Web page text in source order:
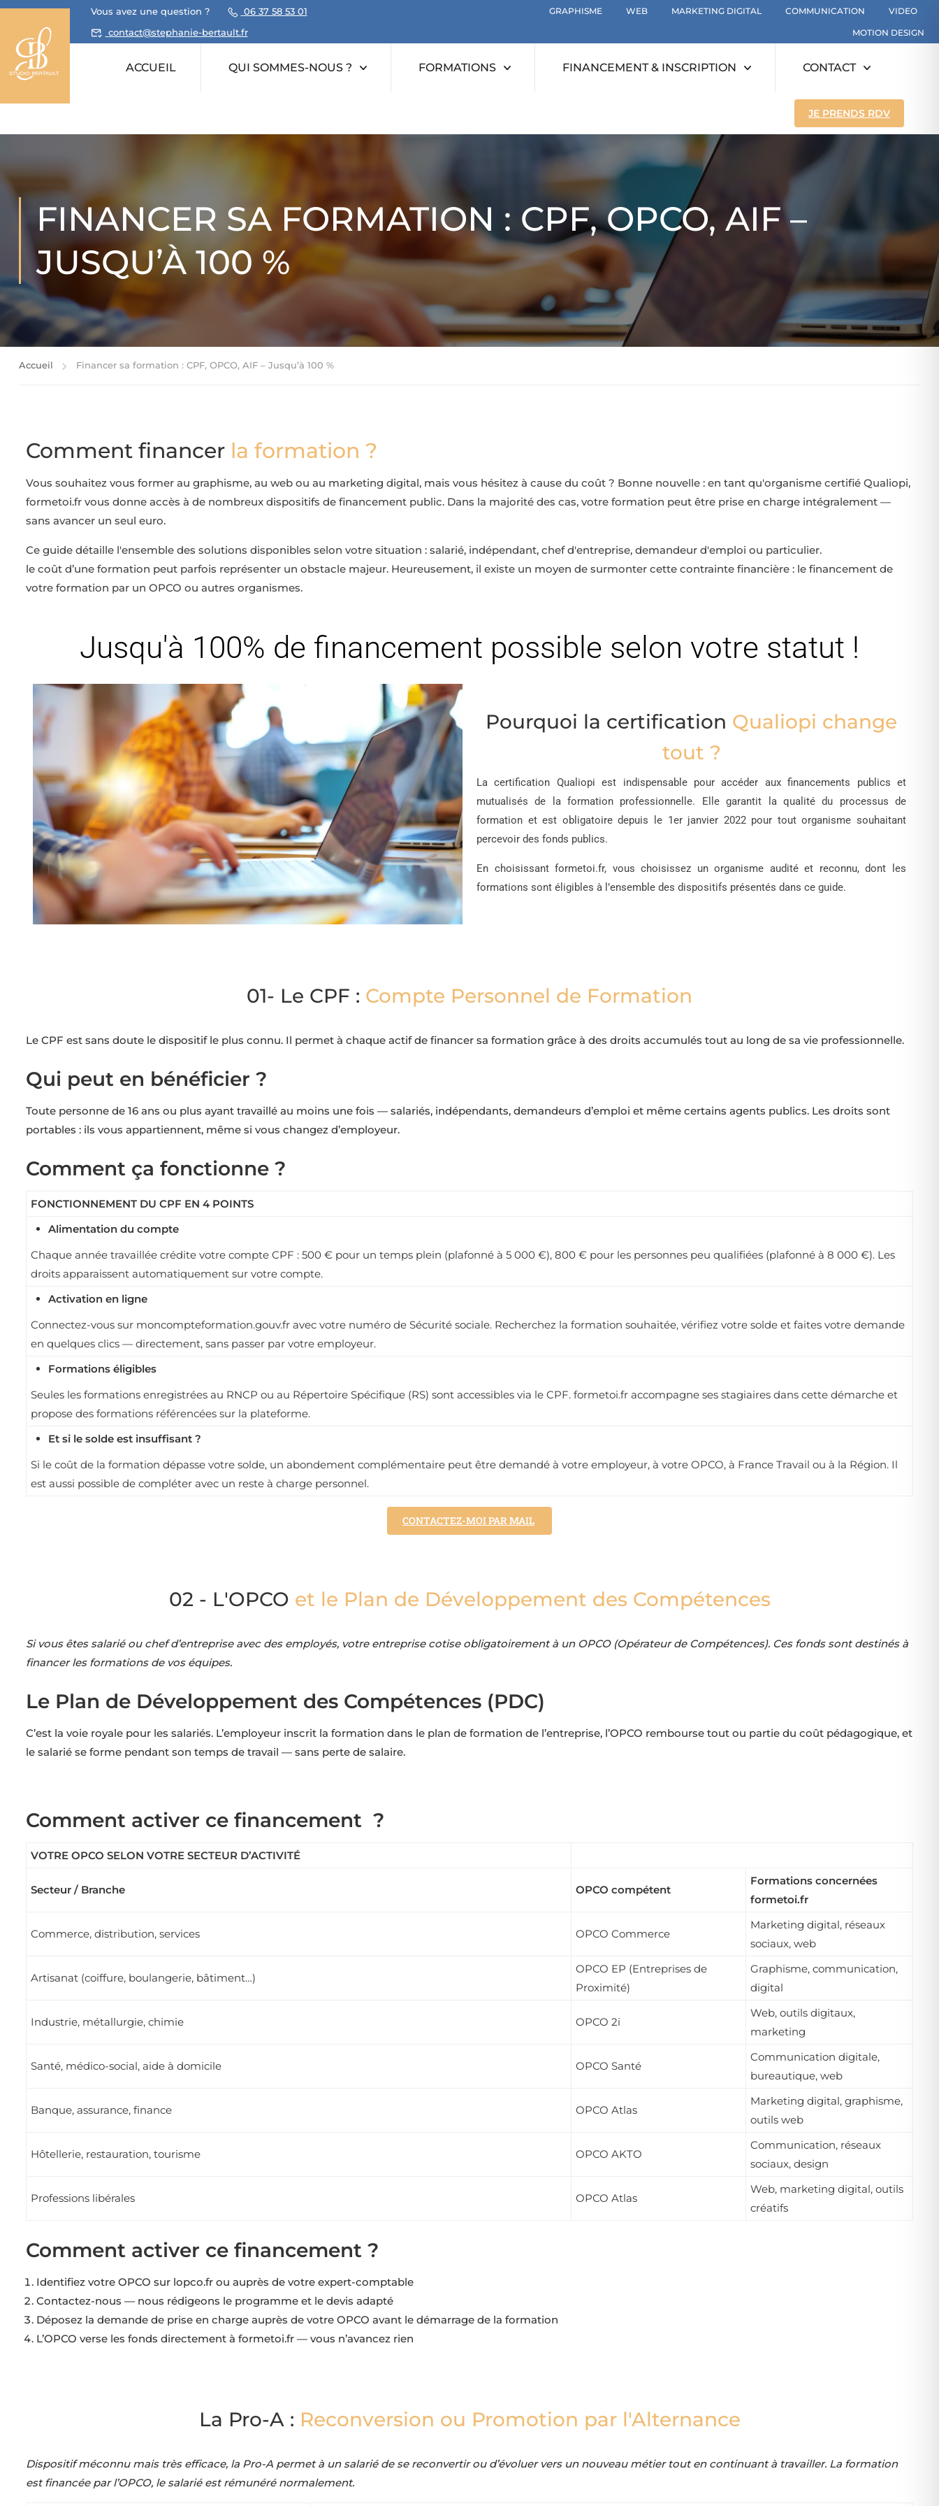
Vous avez une question ?
06 37 58 53 01
contact@stephanie-bertault.fr
GRAPHISME WEB MARKETING DIGITAL COMMUNICATION VIDEO
MOTION DESIGN
ACCUEIL QUI SOMMES-NOUS ? FORMATIONS FINANCEMENT & INSCRIPTION CONTACT
JE PRENDS RDV
FINANCER SA FORMATION : CPF, OPCO, AIF –
JUSQU’À 100 %
Accueil Financer sa formation : CPF, OPCO, AIF – Jusqu’à 100 %
Comment financer la formation ?
Vous souhaitez vous former au graphisme, au web ou au marketing digital, mais vous hésitez à cause du coût ? Bonne nouvelle : en tant qu'organisme certifié Qualiopi,
formetoi.fr vous donne accès à de nombreux dispositifs de financement public. Dans la majorité des cas, votre formation peut être prise en charge intégralement —
sans avancer un seul euro.
Ce guide détaille l'ensemble des solutions disponibles selon votre situation : salarié, indépendant, chef d'entreprise, demandeur d'emploi ou particulier.
le coût d’une formation peut parfois représenter un obstacle majeur. Heureusement, il existe un moyen de surmonter cette contrainte financière : le financement de
votre formation par un OPCO ou autres organismes.
Jusqu'à 100% de financement possible selon votre statut !
Pourquoi la certification Qualiopi change
tout ?
La certification Qualiopi est indispensable pour accéder aux financements publics et
mutualisés de la formation professionnelle. Elle garantit la qualité du processus de
formation et est obligatoire depuis le 1er janvier 2022 pour tout organisme souhaitant
percevoir des fonds publics.
En choisissant formetoi.fr, vous choisissez un organisme audité et reconnu, dont les
formations sont éligibles à l’ensemble des dispositifs présentés dans ce guide.
01- Le CPF : Compte Personnel de Formation
Le CPF est sans doute le dispositif le plus connu. Il permet à chaque actif de financer sa formation grâce à des droits accumulés tout au long de sa vie professionnelle.
Qui peut en bénéficier ?
Toute personne de 16 ans ou plus ayant travaillé au moins une fois — salariés, indépendants, demandeurs d’emploi et même certains agents publics. Les droits sont
portables : ils vous appartiennent, même si vous changez d’employeur.
Comment ça fonctionne ?
FONCTIONNEMENT DU CPF EN 4 POINTS
Alimentation du compte
Chaque année travaillée crédite votre compte CPF : 500 € pour un temps plein (plafonné à 5 000 €), 800 € pour les personnes peu qualifiées (plafonné à 8 000 €). Les
droits apparaissent automatiquement sur votre compte.
Activation en ligne
Connectez-vous sur moncompteformation.gouv.fr avec votre numéro de Sécurité sociale. Recherchez la formation souhaitée, vérifiez votre solde et faites votre demande
en quelques clics — directement, sans passer par votre employeur.
Formations éligibles
Seules les formations enregistrées au RNCP ou au Répertoire Spécifique (RS) sont accessibles via le CPF. formetoi.fr accompagne ses stagiaires dans cette démarche et
propose des formations référencées sur la plateforme.
Et si le solde est insuffisant ?
Si le coût de la formation dépasse votre solde, un abondement complémentaire peut être demandé à votre employeur, à votre OPCO, à France Travail ou à la Région. Il
est aussi possible de compléter avec un reste à charge personnel.
CONTACTEZ-MOI PAR MAIL
02 - L'OPCO et le Plan de Développement des Compétences
Si vous êtes salarié ou chef d’entreprise avec des employés, votre entreprise cotise obligatoirement à un OPCO (Opérateur de Compétences). Ces fonds sont destinés à
financer les formations de vos équipes.
Le Plan de Développement des Compétences (PDC)
C’est la voie royale pour les salariés. L’employeur inscrit la formation dans le plan de formation de l’entreprise, l’OPCO rembourse tout ou partie du coût pédagogique, et
le salarié se forme pendant son temps de travail — sans perte de salaire.
Comment activer ce financement ?
VOTRE OPCO SELON VOTRE SECTEUR D’ACTIVITÉ
Secteur / Branche OPCO compétent
Formations concernées
formetoi.fr
Commerce, distribution, services OPCO Commerce
Marketing digital, réseaux
sociaux, web
Artisanat (coiffure, boulangerie, bâtiment…)
OPCO EP (Entreprises de
Proximité)
Graphisme, communication,
digital
Industrie, métallurgie, chimie OPCO 2i
Web, outils digitaux,
marketing
Santé, médico-social, aide à domicile OPCO Santé
Communication digitale,
bureautique, web
Banque, assurance, finance OPCO Atlas
Marketing digital, graphisme,
outils web
Hôtellerie, restauration, tourisme OPCO AKTO
Communication, réseaux
sociaux, design
Professions libérales OPCO Atlas
Web, marketing digital, outils
créatifs
Comment activer ce financement ?
Identifiez votre OPCO sur lopco.fr ou auprès de votre expert-comptable
Contactez-nous — nous rédigeons le programme et le devis adapté
Déposez la demande de prise en charge auprès de votre OPCO avant le démarrage de la formation
L’OPCO verse les fonds directement à formetoi.fr — vous n’avancez rien
La Pro-A : Reconversion ou Promotion par l'Alternance
Dispositif méconnu mais très efficace, la Pro-A permet à un salarié de se reconvertir ou d’évoluer vers un nouveau métier tout en continuant à travailler. La formation
est financée par l’OPCO, le salarié est rémunéré normalement.